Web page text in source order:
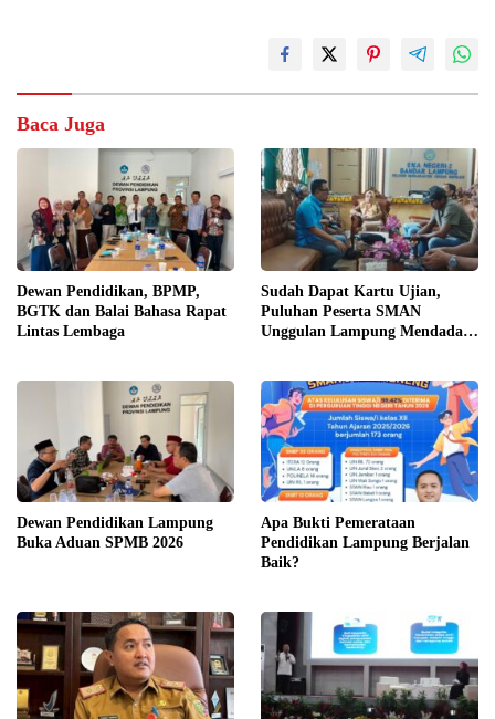
Baca Juga
Dewan Pendidikan, BPMP,
BGTK dan Balai Bahasa Rapat
Lintas Lembaga
Sudah Dapat Kartu Ujian,
Puluhan Peserta SMAN
Unggulan Lampung Mendadak
Dewan Pendidikan Lampung
Buka Aduan SPMB 2026
Apa Bukti Pemerataan
Pendidikan Lampung Berjalan
Baik?